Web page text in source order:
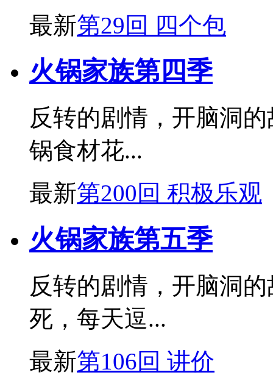
最新第29回 四个包
火锅家族第四季
反转的剧情，开脑洞
锅食材花...
最新第200回 积极乐观
火锅家族第五季
反转的剧情，开脑洞
死，每天逗...
最新第106回 讲价